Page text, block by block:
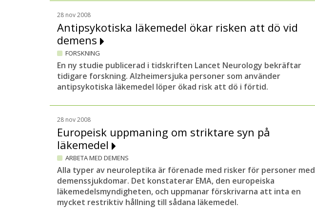
28 nov 2008
Antipsykotiska läkemedel ökar risken att dö vid
demens
FORSKNING
En ny studie publicerad i tidskriften Lancet Neurology bekräftar
tidigare forskning. Alzheimersjuka personer som använder
antipsykotiska läkemedel löper ökad risk att dö i förtid.
28 nov 2008
Europeisk uppmaning om striktare syn på
läkemedel
ARBETA MED DEMENS
Alla typer av neuroleptika är förenade med risker för personer med
demenssjukdomar. Det konstaterar EMA, den europeiska
läkemedelsmyndigheten, och uppmanar förskrivarna att inta en
mycket restriktiv hållning till sådana läkemedel.